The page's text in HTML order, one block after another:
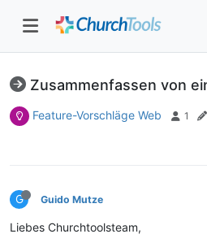
Zusammenfassen von
Feature-Vorschläge Web 1
G Guido Mutze
Liebes Churchtoolsteam,